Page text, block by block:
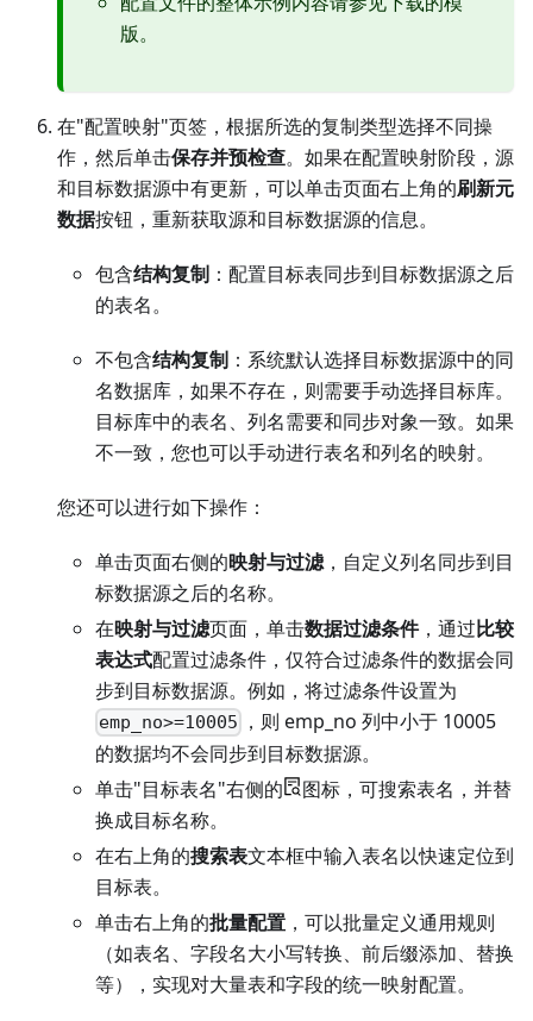
版。
在"配置映射"页签，根据所选的复制类型选择不同操
作，然后单击保存并预检查。如果在配置映射阶段，源
和目标数据源中有更新，可以单击页面右上角的刷新元
数据按钮，重新获取源和目标数据源的信息。
包含结构复制 ：配置目标表同步到目标数据源之后
的表名。
不包含结构复制 ：系统默认选择目标数据源中的同
名数据库，如果不存在，则需要手动选择目标库。
目标库中的表名、列名需要和同步对象一致。如果
不一致，您也可以手动进行表名和列名的映射。
您还可以进行如下操作：
单击页面右侧的映射与过滤，自定义列名同步到目
标数据源之后的名称。
在映射与过滤页面，单击数据过滤条件，通过比较
表达式配置过滤条件，仅符合过滤条件的数据会同
步到目标数据源。例如，将过滤条件设置为
emp_no>=10005
，则 emp_no 列中小于 10005
的数据均不会同步到目标数据源。
单击"目标表名"右侧的
图标，可搜索表名，并替
换成目标名称。
在右上角的搜索表文本框中输入表名以快速定位到
目标表。
单击右上角的批量配置 ，可以批量定义通用规则
（如表名、字段名大小写转换、前后缀添加、替换
等），实现对大量表和字段的统一映射配置。